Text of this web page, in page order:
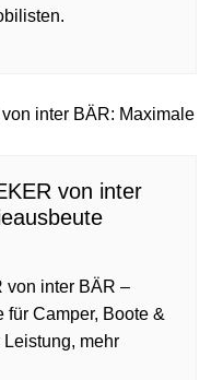
von inter
von inter BÄR –
Camper, Boote &
mehr